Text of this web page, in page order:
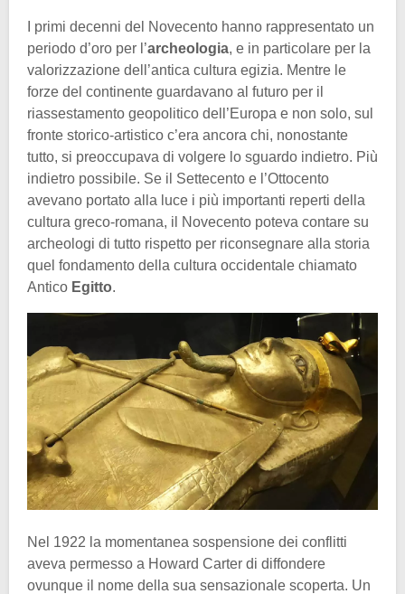
I primi decenni del Novecento hanno rappresentato un
periodo d’oro per l’archeologia, e in particolare per la
valorizzazione dell’antica cultura egizia. Mentre le
forze del continente guardavano al futuro per il
riassestamento geopolitico dell’Europa e non solo, sul
fronte storico-artistico c’era ancora chi, nonostante
tutto, si preoccupava di volgere lo sguardo indietro. Più
indietro possibile. Se il Settecento e l’Ottocento
avevano portato alla luce i più importanti reperti della
cultura greco-romana, il Novecento poteva contare su
archeologi di tutto rispetto per riconsegnare alla storia
quel fondamento della cultura occidentale chiamato
Antico Egitto.
Nel 1922 la momentanea sospensione dei conflitti
aveva permesso a Howard Carter di diffondere
ovunque il nome della sua sensazionale scoperta. Un